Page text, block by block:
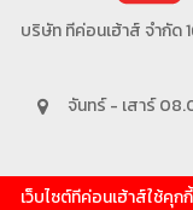
บริษัท ทีค่อนเฮ้าส์ จำกัด
จันทร์ - เสาร์
เว็บไซต์ทีค่อนเฮ้าส์ใช้คุ